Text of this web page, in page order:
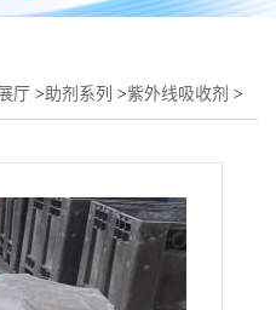
厅 >助剂系列 >紫外线吸收剂 >